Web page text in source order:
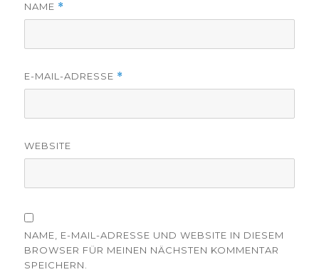
NAME *
E-MAIL-ADRESSE *
WEBSITE
NAME, E-MAIL-ADRESSE UND WEBSITE IN DIESEM
BROWSER FÜR MEINEN NÄCHSTEN KOMMENTAR
SPEICHERN.